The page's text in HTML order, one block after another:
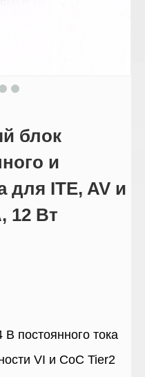
блок
и
для ITE, AV и
12 Вт
постоянного тока
VI и CoC Tier2